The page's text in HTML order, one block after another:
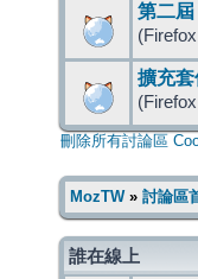
第二
擴充
刪除所有討論區
MozTW» 討論區
誰在線上